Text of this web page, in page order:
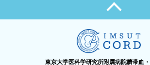
東京大学医科学研究所附属病院臍帯血